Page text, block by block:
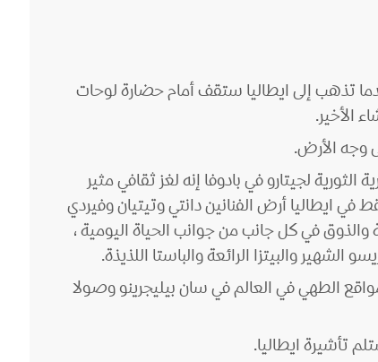
تذهب إلى ايطاليا ستقف أمام حضارة لوحات
الأخير.
وجه الأرض.
لجيتارو في بادوفا إنه لغز ثقافي مثير
ايطاليا أرض الفنانين دانتي وتيتيان وفيردي
والذوق في كل جانب من جوانب الحياة اليومية ،
والبيتزا الرائعة والباستا اللذيذة.
الطهي في العالم في سان بيليجرينو وصولا
تأشيرة ايطاليا.